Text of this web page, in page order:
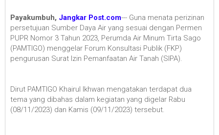
Payakumbuh, Jangkar Post.com--- Guna menata perizinan
persetujuan Sumber Daya Air yang sesuai dengan Permen
PUPR Nomor 3 Tahun 2023, Perumda Air Minum Tirta Sago
(PAMTIGO) menggelar Forum Konsultasi Publik (FKP)
pengurusan Surat Izin Pemanfaatan Air Tanah (SIPA).
Dirut PAMTIGO Khairul Ikhwan mengatakan terdapat dua
tema yang dibahas dalam kegiatan yang digelar Rabu
(08/11/2023) dan Kamis (09/11/2023) tersebut.